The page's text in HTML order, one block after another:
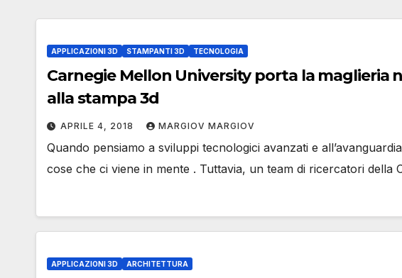
APPLICAZIONI 3D STAMPANTI 3D TECNOLOGIA
Carnegie Mellon University porta la maglieria
alla stampa 3d
APRILE 4, 2018 MARGIOV MARGIOV
Quando pensiamo a sviluppi tecnologici avanzati e
cose che ci viene in mente . Tuttavia, un team di ricercatori della
APPLICAZIONI 3D ARCHITETTURA